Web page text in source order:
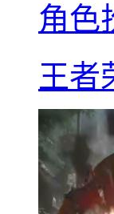
角色
王者